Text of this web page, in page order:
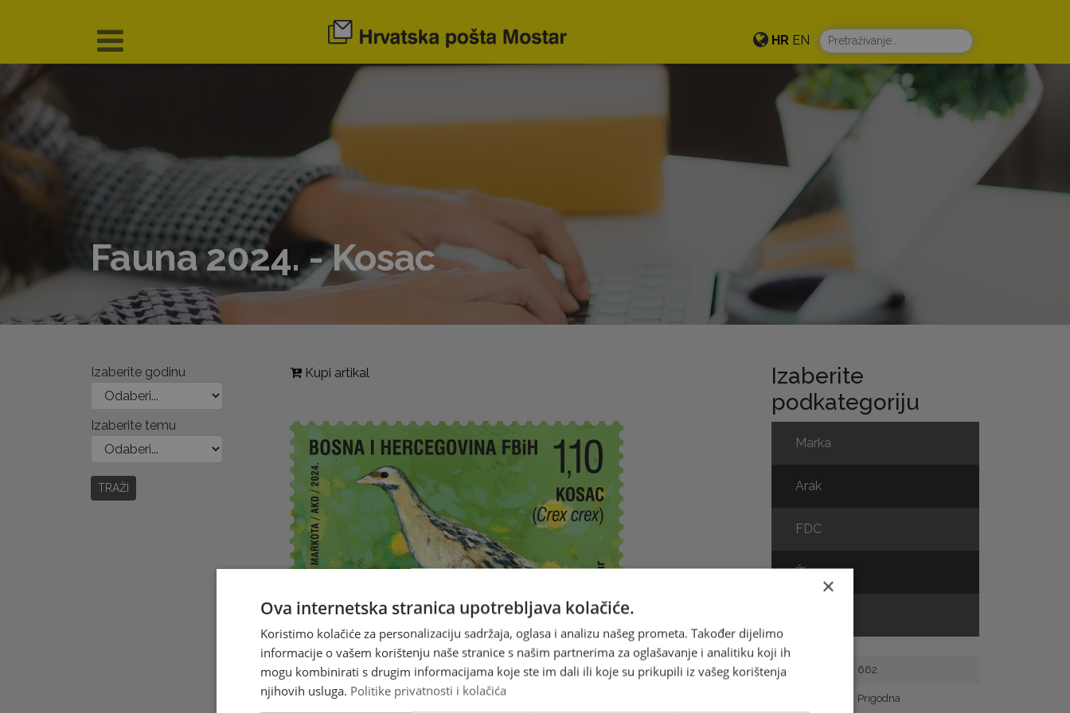
HR EN
Fauna 2024. - Kosac
Izaberite godinu
Izaberite temu
TRAŽI
Kupi artikal
Kosac (Crex crex) je ptica koju rijetko možemo vidjeti jer se skriva u
Izaberite
podkategoriju
Marka
Arak
FDC
Žig
Broj marke 662
Prigodna
×
Ova internetska stranica upotrebljava kolačiće.
Koristimo kolačiće za personalizaciju sadržaja, oglasa i analizu našeg prometa. Također dijelimo
informacije o vašem korištenju naše stranice s našim partnerima za oglašavanje i analitiku koji ih
mogu kombinirati s drugim informacijama koje ste im dali ili koje su prikupili iz vašeg korištenja
njihovih usluga. Politike privatnosti i kolačića